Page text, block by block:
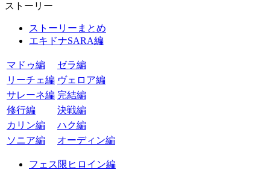
ストーリー
ストーリーまとめ
エキドナSARA編
マドゥ編
ゼラ編
リーチェ編 ヴェロア編
サレーネ編 完結編
修行編
決戦編
カリン編
ハク編
ソニア編
オーディン編
フェス限ヒロイン編